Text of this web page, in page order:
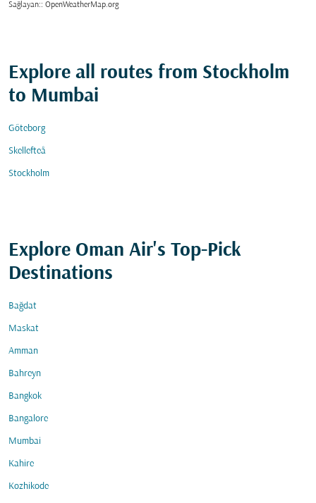
Sağlayan:: OpenWeatherMap.org
Explore all routes from Stockholm
to Mumbai
Göteborg
Skellefteå
Stockholm
Explore Oman Air's Top-Pick
Destinations
Bağdat
Maskat
Amman
Bahreyn
Bangkok
Bangalore
Mumbai
Kahire
Kozhikode